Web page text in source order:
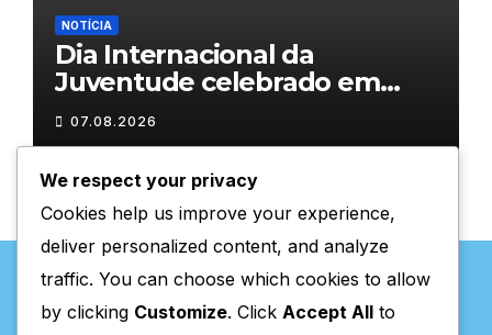
NOTÍCIA
Dia Internacional da
Juventude celebrado em
Chaves com atividades
gratuitas
07.08.2026
We respect your privacy
Cookies help us improve your experience,
deliver personalized content, and analyze
traffic. You can choose which cookies to allow
by clicking Customize. Click Accept All to